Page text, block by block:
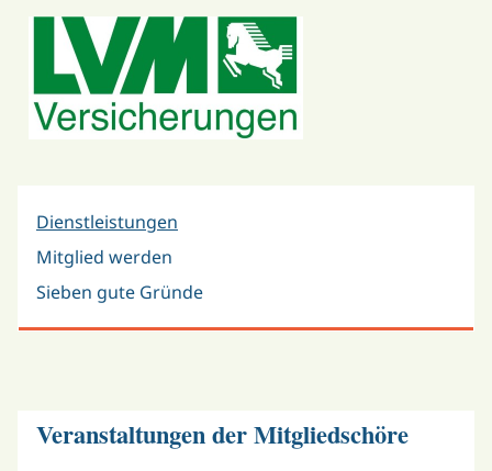
Dienstleistungen
Mitglied werden
Sieben gute Gründe
Veranstaltungen der Mitgliedschöre